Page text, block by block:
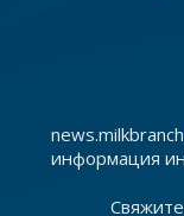
информация